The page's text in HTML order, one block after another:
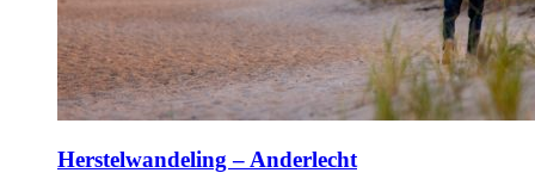
Herstelwandeling – Anderlecht